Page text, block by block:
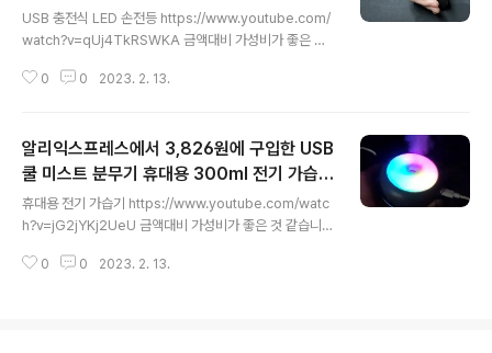
실내 플래시 라이트 개봉기
USB 충전식 LED 손전등 https://www.youtube.com/
watch?v=qUj4TkRSWKA 금액대비 가성비가 좋은 것
mtvon/videos 김진호TV www.youtube.com #알리
0 0 2023. 2. 13.
알리익스프레스에서 3,826원에 구입한 USB
쿨 미스트 분무기 휴대용 300ml 전기 가습기
개봉기
휴대용 전기 가습기 https://www.youtube.com/watc
h?v=jG2jYKj2UeU 금액대비 가성비가 좋은 것 같습니
n/videos 김진호TV www.youtube.com #알리익스프
0 0 2023. 2. 13.